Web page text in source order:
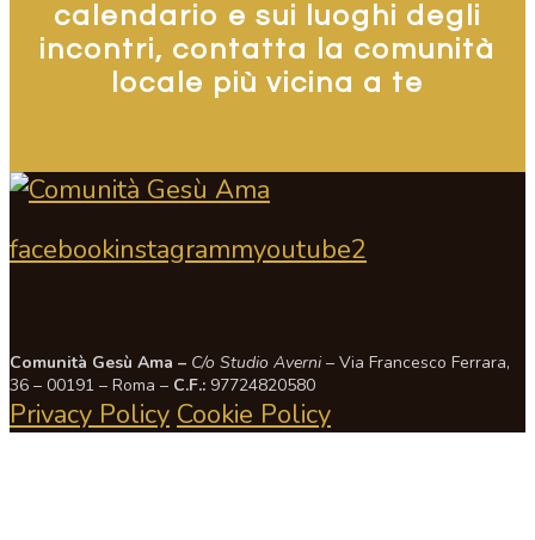
calendario e sui luoghi degli
incontri, contatta la comunità
locale più vicina a te
facebookinstagrammyoutube2
Comunità Gesù Ama – C/o Studio Averni – Via Francesco Ferrara,
36 – 00191 – Roma – C.F.: 97724820580
Privacy Policy Cookie Policy